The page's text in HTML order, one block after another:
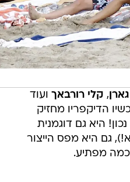
, קלי רורבאך ועוד
הדיקפריו מחזיק
היא גם דוגמנית
גם היא מפס הייצור
כמה מפתיע.